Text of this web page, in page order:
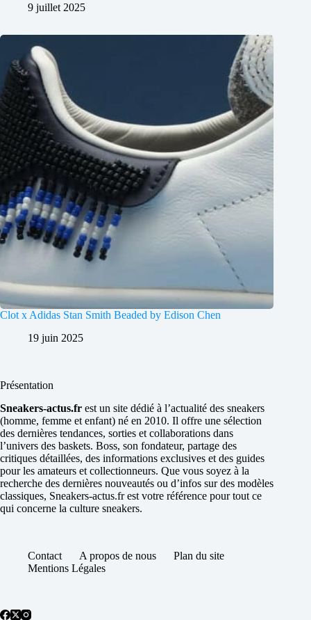
9 juillet 2025
Clot x Adidas Stan Smith Beaded by Edison Chen
19 juin 2025
Présentation
Sneakers-actus.fr est un site dédié à l’actualité des sneakers
(homme, femme et enfant) né en 2010. Il offre une sélection
des dernières tendances, sorties et collaborations dans
l’univers des baskets. Boss, son fondateur, partage des
critiques détaillées, des informations exclusives et des guides
pour les amateurs et collectionneurs. Que vous soyez à la
recherche des dernières nouveautés ou d’infos sur des modèles
classiques, Sneakers-actus.fr est votre référence pour tout ce
qui concerne la culture sneakers.
Contact A propos de nous
Plan du site
Mentions Légales